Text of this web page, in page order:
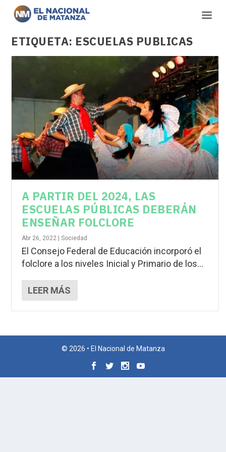
ETIQUETA: ESCUELAS PUBLICAS
A PARTIR DEL 2024, LAS
ESCUELAS PÚBLICAS DEBERÁN
ENSEÑAR FOLCLORE
Abr 26, 2022 |Sociedad
El Consejo Federal de Educación incorporó el
folclore a los niveles Inicial y Primario de los...
LEER MÁS
© 2026 • El Nacional de Matanza